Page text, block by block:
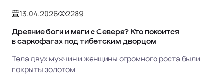
13.04.2026 2289
Древние боги и маги с Севера? Кто покоится
в саркофагах под тибетским дворцом
Тела двух мужчин и женщины огромного роста были
покрыты золотом